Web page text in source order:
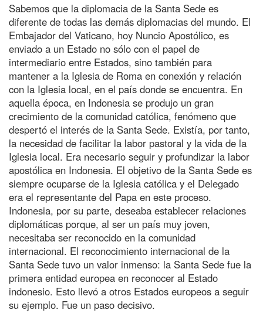
Sabemos que la diplomacia de la Santa Sede es
diferente de todas las demás diplomacias del mundo. El
Embajador del Vaticano, hoy Nuncio Apostólico, es
enviado a un Estado no sólo con el papel de
intermediario entre Estados, sino también para
mantener a la Iglesia de Roma en conexión y relación
con la Iglesia local, en el país donde se encuentra. En
aquella época, en Indonesia se produjo un gran
crecimiento de la comunidad católica, fenómeno que
despertó el interés de la Santa Sede. Existía, por tanto,
la necesidad de facilitar la labor pastoral y la vida de la
Iglesia local. Era necesario seguir y profundizar la labor
apostólica en Indonesia. El objetivo de la Santa Sede es
siempre ocuparse de la Iglesia católica y el Delegado
era el representante del Papa en este proceso.
Indonesia, por su parte, deseaba establecer relaciones
diplomáticas porque, al ser un país muy joven,
necesitaba ser reconocido en la comunidad
internacional. El reconocimiento internacional de la
Santa Sede tuvo un valor inmenso: la Santa Sede fue la
primera entidad europea en reconocer al Estado
indonesio. Esto llevó a otros Estados europeos a seguir
su ejemplo. Fue un paso decisivo.